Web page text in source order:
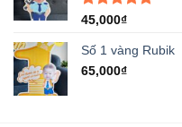
Được xếp
5 sao
45,000₫
Số 1 vàng Rubik
65,000₫